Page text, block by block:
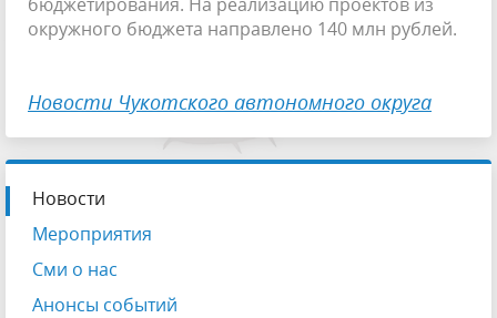
окружного бюджета направлено 140 млн рублей.
Новости Чукотского автономного округа
Новости
Мероприятия
Сми о нас
Анонсы событий